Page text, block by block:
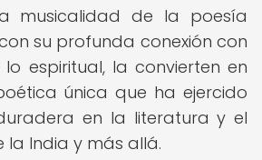
musicalidad de la poesía
su profunda conexión con
espiritual, la convierten en
única que ha ejercido
en la literatura y el
la India y más allá.